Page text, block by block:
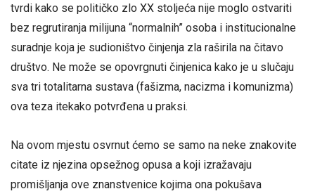
tvrdi kako se političko zlo XX stoljeća nije moglo ostvariti
bez regrutiranja milijuna “normalnih” osoba i institucionalne
suradnje koja je sudioništvo činjenja zla raširila na čitavo
društvo. Ne može se opovrgnuti činjenica kako je u slučaju
sva tri totalitarna sustava (fašizma, nacizma i komunizma)
ova teza itekako potvrđena u praksi.
Na ovom mjestu osvrnut ćemo se samo na neke znakovite
citate iz njezina opsežnog opusa a koji izražavaju
promišljanja ove znanstvenice kojima ona pokušava